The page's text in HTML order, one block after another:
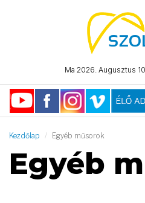
Ma 2026. Augusztus
Kezdőlap Egyéb műsorok
Egyéb